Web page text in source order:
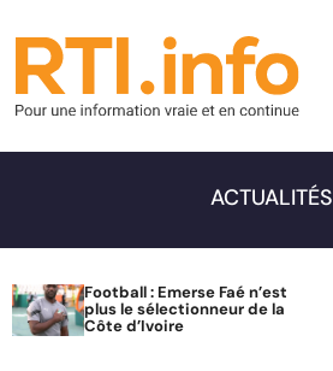
ACTUALITÉS
Football : Emerse Faé n’est
plus le sélectionneur de la
Côte d’Ivoire